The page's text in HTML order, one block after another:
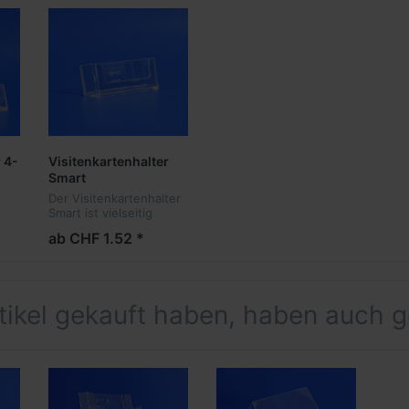
4-
Visitenkartenhalter
Smart
Der Visitenkartenhalter
Smart ist vielseitig
Wand klebend oder auf
ab CHF 1.52 *
gekauft haben, haben auch